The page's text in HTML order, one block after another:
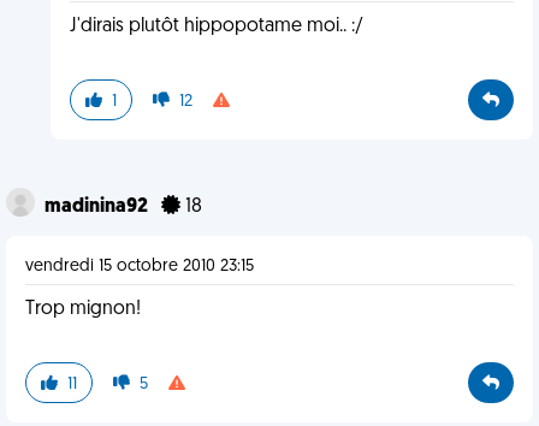
J'dirais plutôt hippopotame moi.. :/
1 12
madinina92 18
vendredi 15 octobre 2010 23:15
Trop mignon!
11 5